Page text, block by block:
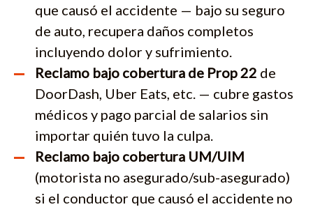
que causó el accidente — bajo su seguro
de auto, recupera daños completos
incluyendo dolor y sufrimiento.
Reclamo bajo cobertura de Prop 22 de
DoorDash, Uber Eats, etc. — cubre gastos
médicos y pago parcial de salarios sin
importar quién tuvo la culpa.
Reclamo bajo cobertura UM/UIM
(motorista no asegurado/sub-asegurado)
si el conductor que causó el accidente no